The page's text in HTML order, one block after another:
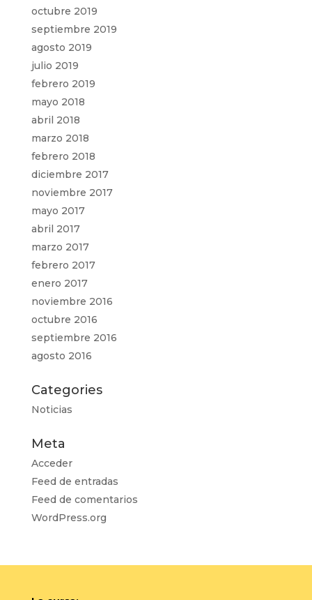
octubre 2019
septiembre 2019
agosto 2019
julio 2019
febrero 2019
mayo 2018
abril 2018
marzo 2018
febrero 2018
diciembre 2017
noviembre 2017
mayo 2017
abril 2017
marzo 2017
febrero 2017
enero 2017
noviembre 2016
octubre 2016
septiembre 2016
agosto 2016
Categories
Noticias
Meta
Acceder
Feed de entradas
Feed de comentarios
WordPress.org